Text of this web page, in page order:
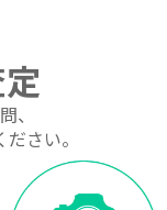
、
さい。